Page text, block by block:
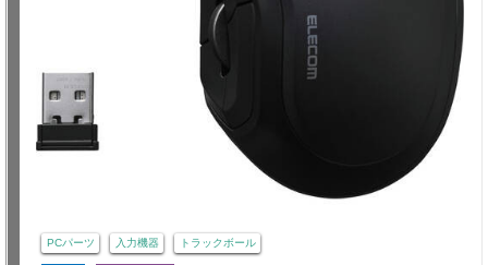
PCパーツ 入力機器 トラックボール